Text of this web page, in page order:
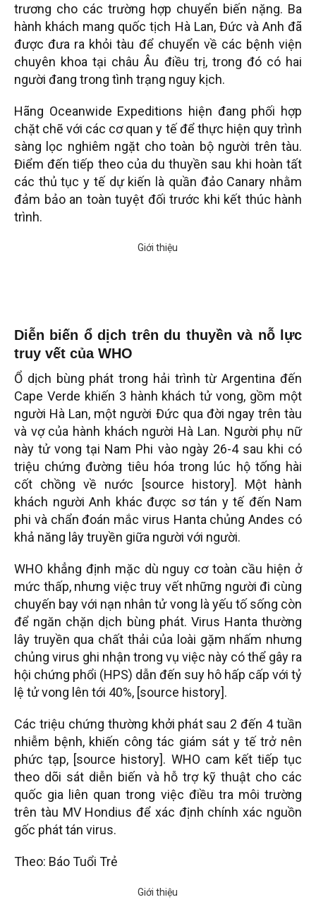
trương cho các trường hợp chuyển biến nặng. Ba
hành khách mang quốc tịch Hà Lan, Đức và Anh đã
được đưa ra khỏi tàu để chuyển về các bệnh viện
chuyên khoa tại châu Âu điều trị, trong đó có hai
người đang trong tình trạng nguy kịch.
Hãng Oceanwide Expeditions hiện đang phối hợp
chặt chẽ với các cơ quan y tế để thực hiện quy trình
sàng lọc nghiêm ngặt cho toàn bộ người trên tàu.
Điểm đến tiếp theo của du thuyền sau khi hoàn tất
các thủ tục y tế dự kiến là quần đảo Canary nhằm
đảm bảo an toàn tuyệt đối trước khi kết thúc hành
trình.
Diễn biến ổ dịch trên du thuyền và nỗ lực
truy vết của WHO
Ổ dịch bùng phát trong hải trình từ Argentina đến
Cape Verde khiến 3 hành khách tử vong, gồm một
người Hà Lan, một người Đức qua đời ngay trên tàu
và vợ của hành khách người Hà Lan. Người phụ nữ
này tử vong tại Nam Phi vào ngày 26-4 sau khi có
triệu chứng đường tiêu hóa trong lúc hộ tống hài
cốt chồng về nước [source history]. Một hành
khách người Anh khác được sơ tán y tế đến Nam
phi và chẩn đoán mắc virus Hanta chủng Andes có
khả năng lây truyền giữa người với người.
WHO khẳng định mặc dù nguy cơ toàn cầu hiện ở
mức thấp, nhưng việc truy vết những người đi cùng
chuyến bay với nạn nhân tử vong là yếu tố sống còn
để ngăn chặn dịch bùng phát. Virus Hanta thường
lây truyền qua chất thải của loài gặm nhấm nhưng
chủng virus ghi nhận trong vụ việc này có thể gây ra
hội chứng phổi (HPS) dẫn đến suy hô hấp cấp với tỷ
lệ tử vong lên tới 40%, [source history].
Các triệu chứng thường khởi phát sau 2 đến 4 tuần
nhiễm bệnh, khiến công tác giám sát y tế trở nên
phức tạp, [source history]. WHO cam kết tiếp tục
theo dõi sát diễn biến và hỗ trợ kỹ thuật cho các
quốc gia liên quan trong việc điều tra môi trường
trên tàu MV Hondius để xác định chính xác nguồn
gốc phát tán virus.
Theo: Báo Tuổi Trẻ